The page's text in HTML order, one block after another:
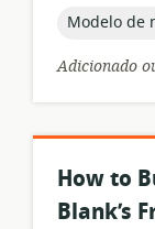
topic:
Modelo de
Adicionado
How to
Blank’s